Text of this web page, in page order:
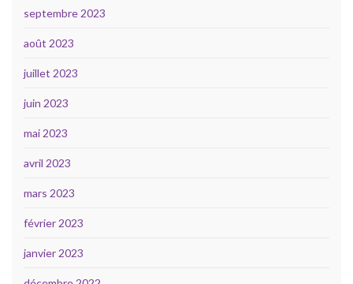
septembre 2023
août 2023
juillet 2023
juin 2023
mai 2023
avril 2023
mars 2023
février 2023
janvier 2023